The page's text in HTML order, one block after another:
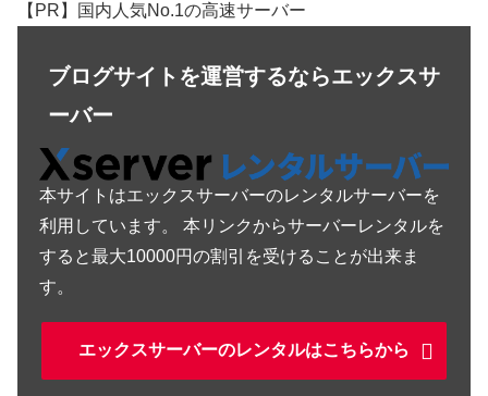
【PR】国内人気No.1の高速サーバー
ブログサイトを運営するならエックスサ
ーバー
本サイトはエックスサーバーのレンタルサーバーを
利用しています。 本リンクからサーバーレンタルを
すると最大10000円の割引を受けることが出来ま
す。
エックスサーバーのレンタルはこちらから